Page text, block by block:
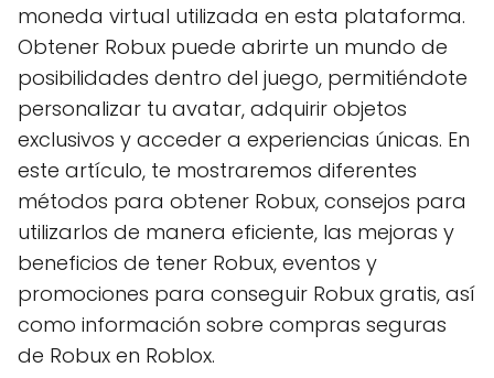
moneda virtual utilizada en esta plataforma.
Obtener Robux puede abrirte un mundo de
posibilidades dentro del juego, permitiéndote
personalizar tu avatar, adquirir objetos
exclusivos y acceder a experiencias únicas. En
este artículo, te mostraremos diferentes
métodos para obtener Robux, consejos para
utilizarlos de manera eficiente, las mejoras y
beneficios de tener Robux, eventos y
promociones para conseguir Robux gratis, así
como información sobre compras seguras
de Robux en Roblox.